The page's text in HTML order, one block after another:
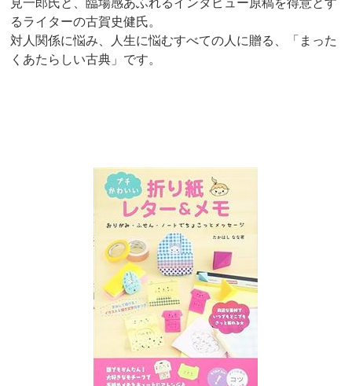
見一郎氏と、臨場感あふれるインタビュー原稿を得意とす
るライターの古賀史健氏。
対人関係に悩み、人生に悩むすべての人に贈る、「まった
くあたらしい古典」です。